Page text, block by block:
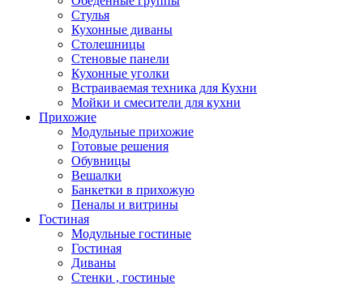
Стулья
Кухонные диваны
Столешницы
Стеновые панели
Кухонные уголки
Встраиваемая техника для Кухни
Мойки и смесители для кухни
Прихожие
Модульные прихожие
Готовые решения
Обувницы
Вешалки
Банкетки в прихожую
Пеналы и витрины
Гостиная
Модульные гостиные
Гостиная
Диваны
Стенки , гостиные